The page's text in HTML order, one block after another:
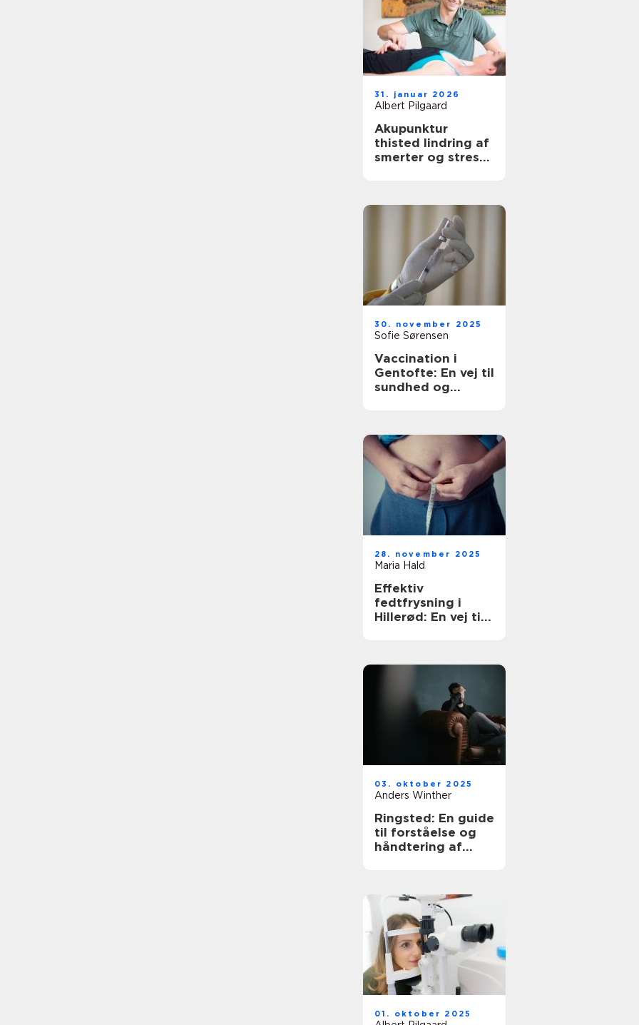
31. januar 2026
Albert Pilgaard
Akupunktur
thisted lindring af
smerter og stress
30. november 2025
Sofie Sørensen
Vaccination i
Gentofte: En vej til
sundhed og
28. november 2025
Maria Hald
Effektiv
fedtfrysning i
Hillerød: En vej til
03. oktober 2025
Anders Winther
Ringsted: En guide
til forståelse og
håndtering af
01. oktober 2025